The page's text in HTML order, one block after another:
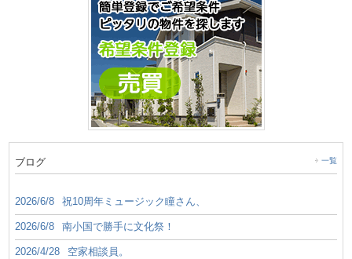
ブログ 一覧
2026/6/8 祝10周年ミュージック瞳さん、
2026/6/8 南小国で勝手に文化祭！
2026/4/28 空家相談員。